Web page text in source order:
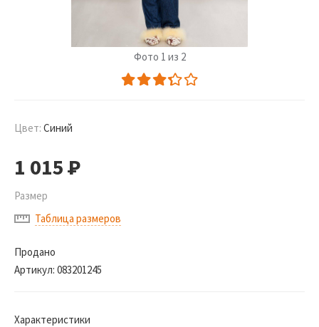
Фото 1 из 2
Цвет: Синий
1 015Р
Размер
Таблица размеров
Продано
Артикул: 083201245
Характеристики